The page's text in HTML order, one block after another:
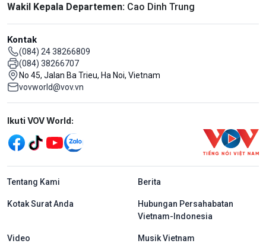
Wakil Kepala Departemen: Cao Dinh Trung
Kontak
(084) 24 38266809
(084) 38266707
No 45, Jalan Ba Trieu, Ha Noi, Vietnam
vovworld@vov.vn
Mạng xã hội
Ikuti VOV World:
menu footer tiếng Indo
Tentang Kami Berita
Kotak Surat Anda
Hubungan Persahabatan
Vietnam-Indonesia
Video Musik Vietnam